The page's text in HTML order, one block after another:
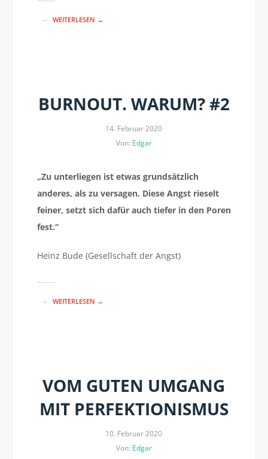
WEITERLESEN →
BURNOUT. WARUM? #2
14. Februar 2020
Von: Edgar
„Zu unterliegen ist etwas grundsätzlich
anderes, als zu versagen. Diese Angst rieselt
feiner, setzt sich dafür auch tiefer in den Poren
fest.“
Heinz Bude (Gesellschaft der Angst)
WEITERLESEN →
VOM GUTEN UMGANG
MIT PERFEKTIONISMUS
10. Februar 2020
Von: Edgar